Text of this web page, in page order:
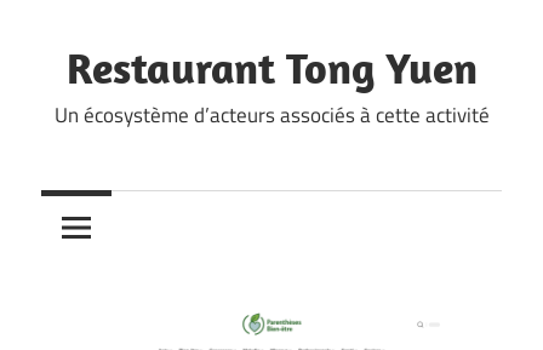
content
Restaurant Tong Yuen
Un écosystème d’acteurs associés à cette activité